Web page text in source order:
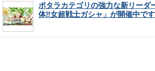
ポタラカテゴリの強力な新リーダ
体‼女超戦士ガシャ」が開催中です